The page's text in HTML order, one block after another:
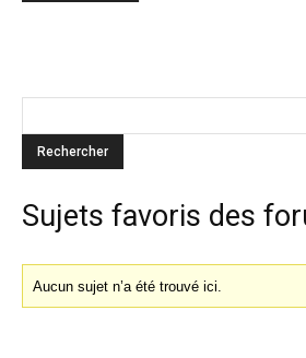
Sujets favoris des
Aucun sujet n’a été trouvé ici.